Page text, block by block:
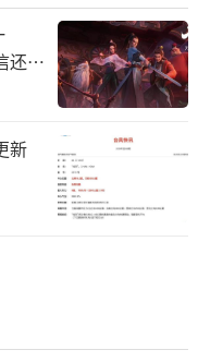
还是
新